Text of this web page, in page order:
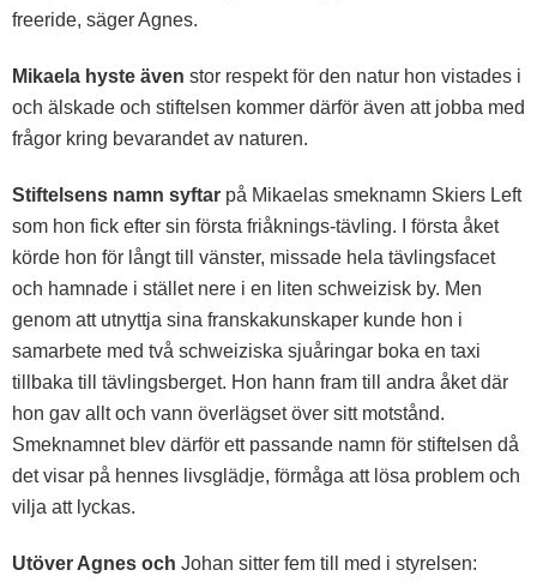
freeride, säger Agnes.
Mikaela hyste även stor respekt för den natur hon vistades i
och älskade och stiftelsen kommer därför även att jobba med
frågor kring bevarandet av naturen.
Stiftelsens namn syftar på Mikaelas smeknamn Skiers Left
som hon fick efter sin första friåknings-tävling. I första åket
körde hon för långt till vänster, missade hela tävlingsfacet
och hamnade i stället nere i en liten schweizisk by. Men
genom att utnyttja sina franskakunskaper kunde hon i
samarbete med två schweiziska sjuåringar boka en taxi
tillbaka till tävlingsberget. Hon hann fram till andra åket där
hon gav allt och vann överlägset över sitt motstånd.
Smeknamnet blev därför ett passande namn för stiftelsen då
det visar på hennes livsglädje, förmåga att lösa problem och
vilja att lyckas.
Utöver Agnes och Johan sitter fem till med i styrelsen: